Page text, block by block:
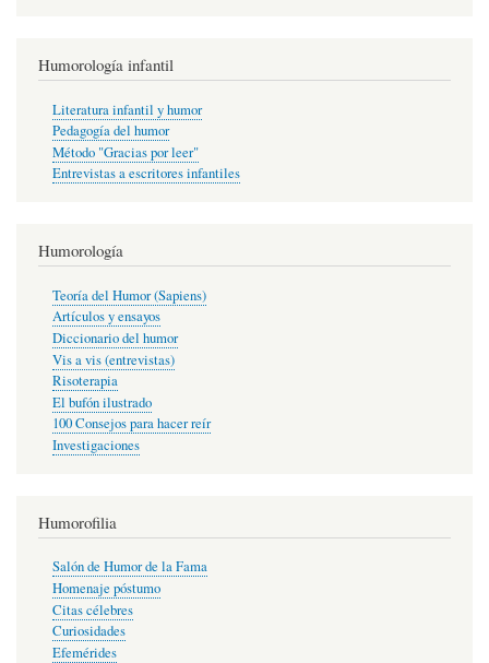
Humorología infantil
Literatura infantil y humor
Pedagogía del humor
Método "Gracias por leer"
Entrevistas a escritores infantiles
Humorología
Teoría del Humor (Sapiens)
Artículos y ensayos
Diccionario del humor
Vis a vis (entrevistas)
Risoterapia
El bufón ilustrado
100 Consejos para hacer reír
Investigaciones
Humorofilia
Salón de Humor de la Fama
Homenaje póstumo
Citas célebres
Curiosidades
Efemérides